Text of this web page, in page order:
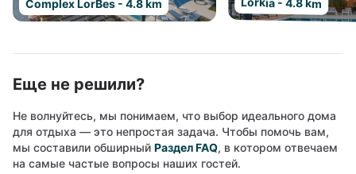
Complex LorBes - 4.8 km
Еще не решили?
Не волнуйтесь, мы понимаем, что выбор идеального дома
для отдыха — это непростая задача. Чтобы помочь вам,
мы составили обширный Раздел FAQ, в котором отвечаем
на самые частые вопросы наших гостей.